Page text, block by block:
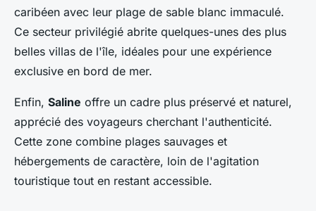
caribéen avec leur plage de sable blanc immaculé.
Ce secteur privilégié abrite quelques-unes des plus
belles villas de l'île, idéales pour une expérience
exclusive en bord de mer.
Enfin, Saline offre un cadre plus préservé et naturel,
apprécié des voyageurs cherchant l'authenticité.
Cette zone combine plages sauvages et
hébergements de caractère, loin de l'agitation
touristique tout en restant accessible.